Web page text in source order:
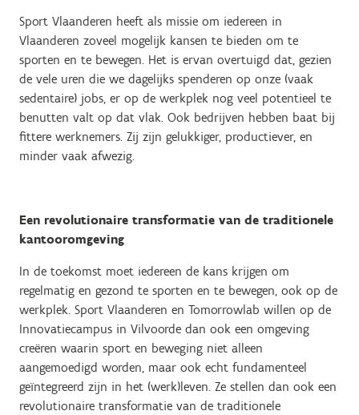
Sport Vlaanderen heeft als missie om iedereen in
Vlaanderen zoveel mogelijk kansen te bieden om te
sporten en te bewegen. Het is ervan overtuigd dat, gezien
de vele uren die we dagelijks spenderen op onze (vaak
sedentaire) jobs, er op de werkplek nog veel potentieel te
benutten valt op dat vlak. Ook bedrijven hebben baat bij
fittere werknemers. Zij zijn gelukkiger, productiever, en
minder vaak afwezig.
Een revolutionaire transformatie van de traditionele
kantooromgeving
In de toekomst moet iedereen de kans krijgen om
regelmatig en gezond te sporten en te bewegen, ook op de
werkplek. Sport Vlaanderen en Tomorrowlab willen op de
Innovatiecampus in Vilvoorde dan ook een omgeving
creëren waarin sport en beweging niet alleen
aangemoedigd worden, maar ook echt fundamenteel
geïntegreerd zijn in het (werk)leven. Ze stellen dan ook een
revolutionaire transformatie van de traditionele